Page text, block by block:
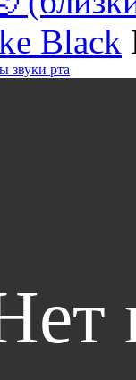
Black
звуки рта